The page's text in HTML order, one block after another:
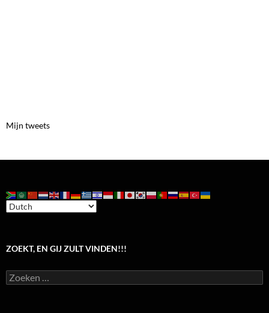
Mijn tweets
ZOEKT, EN GIJ ZULT VINDEN!!!
Zoeken
naar: